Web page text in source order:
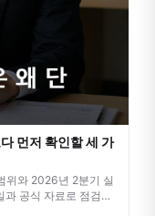
먼저 확인할 세 가
위와 2026년 2분기 실
과 공식 자료로 점검합